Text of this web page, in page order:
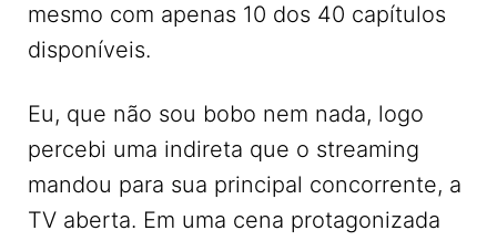
mesmo com apenas 10 dos 40 capítulos
disponíveis.
Eu, que não sou bobo nem nada, logo
percebi uma indireta que o streaming
mandou para sua principal concorrente, a
TV aberta. Em uma cena protagonizada